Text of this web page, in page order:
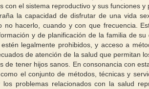
con el sistema reproductivo y sus funciones y
la capacidad de disfrutar de una vida
hacerlo, cuando y con que frecuencia.
y de planificación de la familia de
legalmente prohibidos, y acceso a
de atención de la salud que permitan
de tener hijos sanos. En consonancia con
el conjunto de métodos, técnicas y
problemas relacionados con la salud